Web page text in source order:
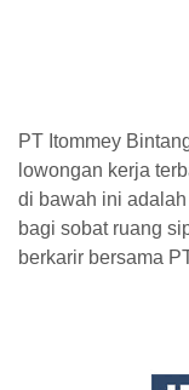
PT Itommey
lowongan kerja
di bawah ini
bagi sobat ruang
berkarir bersama